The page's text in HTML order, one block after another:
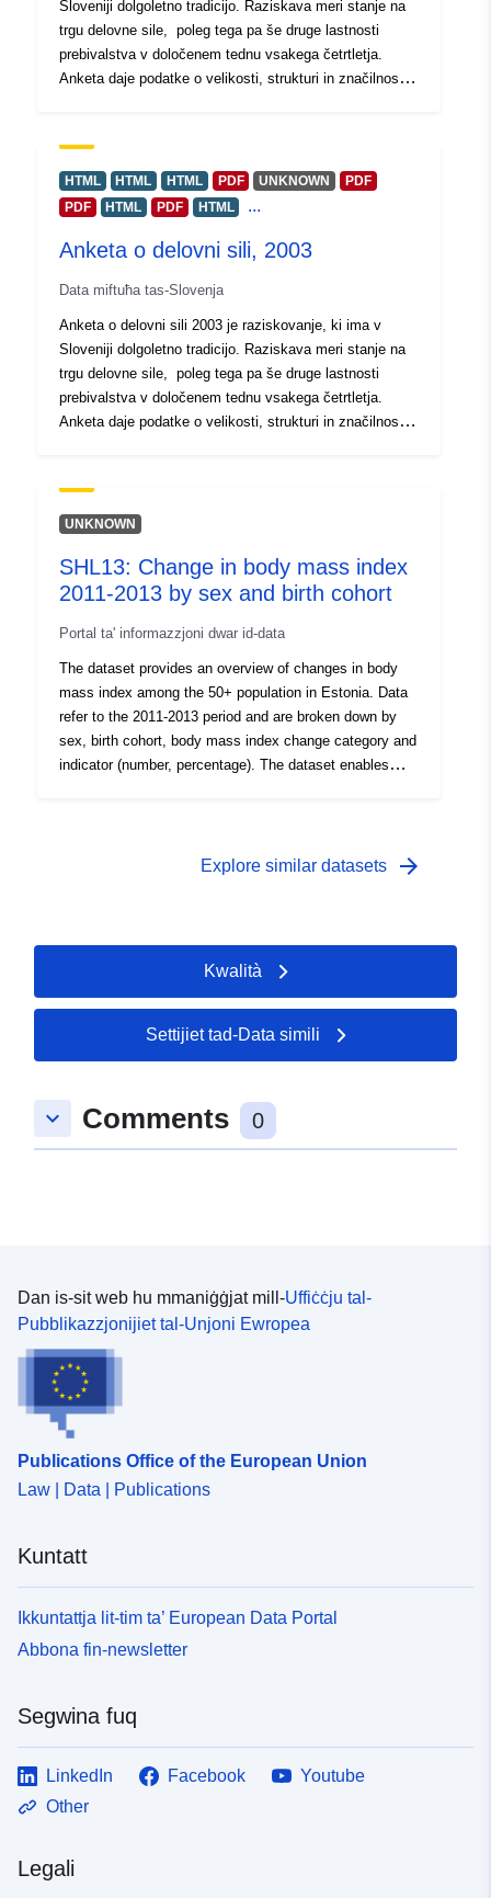
Sloveniji dolgoletno tradicijo. Raziskava meri stanje na
trgu delovne sile, poleg tega pa še druge lastnosti
prebivalstva v določenem tednu vsakega četrtletja.
Anketa daje podatke o velikosti, strukturi in značilnostih
anketirancev. Raziskovalcem je na voljo
neanonimizirana verzija ADS mikropodatkov, do katere
lahko dostopajo v varni sobi ali preko oddaljenega
Labour Force Survey. Raziskovalcem so preko
sodelujočih držav, ki omogočajo medčasovno in
mednarodno primerjavo.
HTML HTML HTML PDF UNKNOWN
PDF
PDF
HTML PDF HTML ...
Anketa o delovni sili, 2003
Data miftuħa tas-Slovenja
Anketa o delovni sili 2003 je raziskovanje, ki ima v
Sloveniji dolgoletno tradicijo. Raziskava meri stanje na
trgu delovne sile, poleg tega pa še druge lastnosti
prebivalstva v določenem tednu vsakega četrtletja.
Anketa daje podatke o velikosti, strukturi in značilnostih
anketirancev. Raziskovalcem je na voljo
neanonimizirana verzija ADS mikropodatkov, do katere
dostopa. Raziskovanje poteka v sklopu Eurostatove
Labour Force Survey. Raziskovalcem so preko
sodelujočih držav, ki omogočajo medčasovno in
mednarodno primerjavo.
UNKNOWN
SHL13: Change in body mass index
2011-2013 by sex and birth cohort
Portal ta' informazzjoni dwar id-data
The dataset provides an overview of changes in body
mass index among the 50+ population in Estonia. Data
refer to the 2011-2013 period and are broken down by
sex, birth cohort, body mass index change category and
indicator (number, percentage). The dataset enables
monitoring of weight-related change from a life-course
Explore similar datasets arrow_forward
Kwalità
Settijiet tad-Data simili
keyboard_arrow_down Comments 0
Dan is-sit web hu mmaniġġjat mill-Uffiċċju tal-
Pubblikazzjonijiet tal-Unjoni Ewropea
Publications Office of the European Union
Law | Data | Publications
Kuntatt
Ikkuntattja lit-tim ta’ European Data Portal
Abbona fin-newsletter
Segwina fuq
LinkedIn Facebook
Youtube
Other
Legali